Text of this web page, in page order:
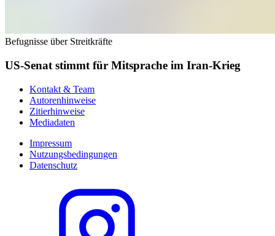
Befugnisse über Streitkräfte
US-Senat stimmt für Mitsprache im Iran-Krieg
Kontakt & Team
Autorenhinweise
Zitierhinweise
Mediadaten
Impressum
Nutzungsbedingungen
Datenschutz